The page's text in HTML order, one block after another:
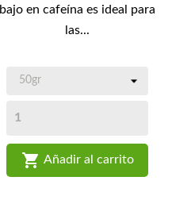
bajo en cafeína es ideal para
las...
 Añadir al carrito